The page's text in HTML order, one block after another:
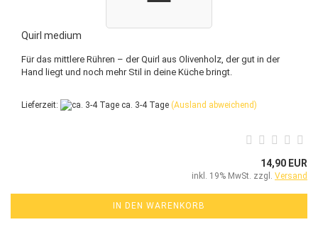
Quirl medium
Für das mittlere Rühren – der Quirl aus Olivenholz, der gut in der
Hand liegt und noch mehr Stil in deine Küche bringt.
Lieferzeit: ca. 3-4 Tage (Ausland abweichend)
14,90 EUR
inkl. 19% MwSt. zzgl. Versand
IN DEN WARENKORB